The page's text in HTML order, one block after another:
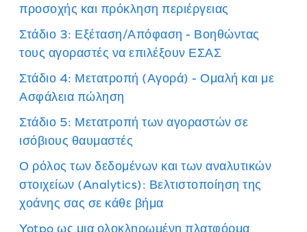
προσοχής και πρόκληση περιέργειας
Στάδιο 3: Εξέταση/Απόφαση - Βοηθώντας
τους αγοραστές να επιλέξουν ΕΣΑΣ
Στάδιο 4: Μετατροπή (Αγορά) - Ομαλή και με
Ασφάλεια πώληση
Στάδιο 5: Μετατροπή των αγοραστών σε
ισόβιους θαυμαστές
Ο ρόλος των δεδομένων και των αναλυτικών
στοιχείων (Analytics): Βελτιστοποίηση της
χοάνης σας σε κάθε βήμα
Yotpo ως μια ολοκληρωμένη πλατφόρμα